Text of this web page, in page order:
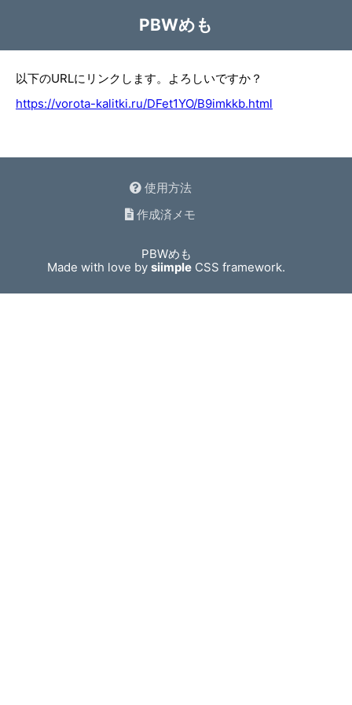
PBWめも
以下のURLにリンクします。よろしいですか？
https://vorota-kalitki.ru/DFet1YO/B9imkkb.html
使用方法
作成済メモ
PBWめも
Made with love bysiimple CSS framework.